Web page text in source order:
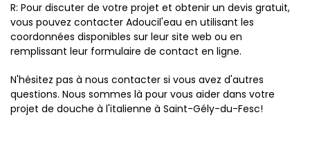
R: Pour discuter de votre projet et obtenir un devis gratuit,
vous pouvez contacter Adoucil'eau en utilisant les
coordonnées disponibles sur leur site web ou en
remplissant leur formulaire de contact en ligne.
N'hésitez pas à nous contacter si vous avez d'autres
questions. Nous sommes là pour vous aider dans votre
projet de douche à l'italienne à Saint-Gély-du-Fesc!